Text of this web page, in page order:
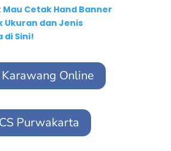
Mau Cetak Hand Banner
Ukuran dan Jenis
di Sini!
Karawang Online
CS Purwakarta